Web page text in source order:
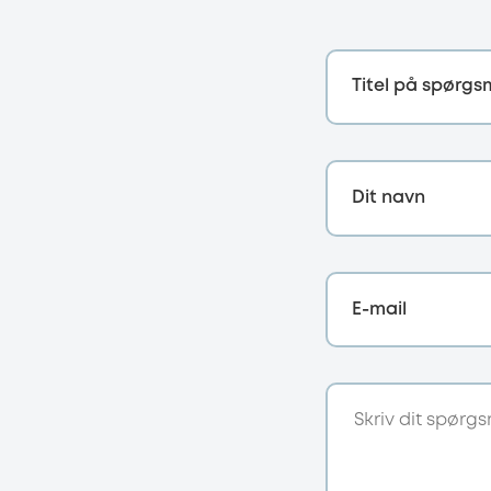
Titel på
Dit navn
E-mail